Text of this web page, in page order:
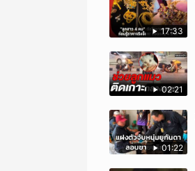
17:33
02:21
01:22